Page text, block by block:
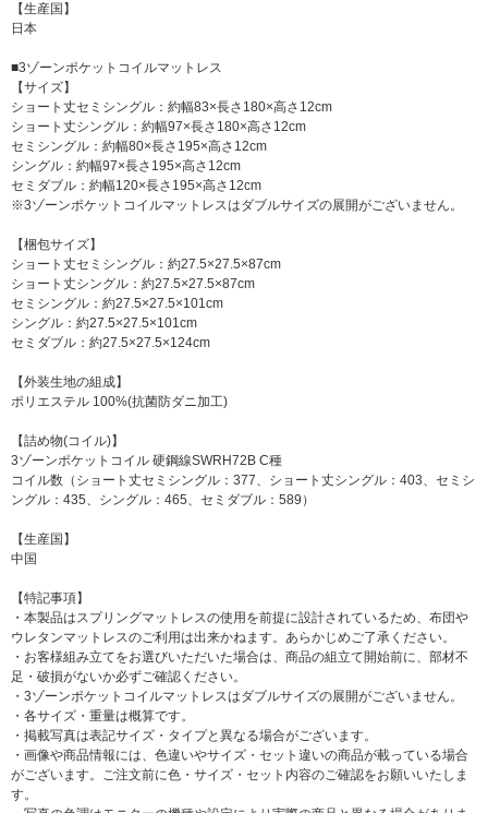
【生産国】
日本
■3ゾーンポケットコイルマットレス
【サイズ】
ショート丈セミシングル：約幅83×長さ180×高さ12cm
ショート丈シングル：約幅97×長さ180×高さ12cm
セミシングル：約幅80×長さ195×高さ12cm
シングル：約幅97×長さ195×高さ12cm
セミダブル：約幅120×長さ195×高さ12cm
※3ゾーンポケットコイルマットレスはダブルサイズの展開がございません。
【梱包サイズ】
ショート丈セミシングル：約27.5×27.5×87cm
ショート丈シングル：約27.5×27.5×87cm
セミシングル：約27.5×27.5×101cm
シングル：約27.5×27.5×101cm
セミダブル：約27.5×27.5×124cm
【外装生地の組成】
ポリエステル 100%(抗菌防ダニ加工)
【詰め物(コイル)】
3ゾーンポケットコイル 硬鋼線SWRH72B C種
コイル数（ショート丈セミシングル：377、ショート丈シングル：403、セミシ
ングル：435、シングル：465、セミダブル：589）
【生産国】
中国
【特記事項】
・本製品はスプリングマットレスの使用を前提に設計されているため、布団や
ウレタンマットレスのご利用は出来かねます。あらかじめご了承ください。
・お客様組み立てをお選びいただいた場合は、商品の組立て開始前に、部材不
足・破損がないか必ずご確認ください。
・3ゾーンポケットコイルマットレスはダブルサイズの展開がございません。
・各サイズ・重量は概算です。
・掲載写真は表記サイズ・タイプと異なる場合がございます。
・画像や商品情報には、色違いやサイズ・セット違いの商品が載っている場合
がございます。ご注文前に色・サイズ・セット内容のご確認をお願いいたしま
す。